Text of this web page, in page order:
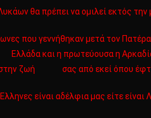
θα πρέπει να ομιλεί εκτός
που γεννήθηκαν μετά τον
και η πρωτεύουσα η Αρκαδία
ζωή σας από εκεί όπου
είναι αδέλφια μας είτε